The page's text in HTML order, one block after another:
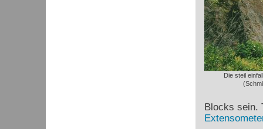
Die steil
Blocks sein.